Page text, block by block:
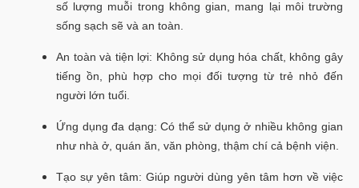
số lượng muỗi trong không gian, mang lại môi trường
sống sạch sẽ và an toàn.
An toàn và tiện lợi: Không sử dụng hóa chất, không gây
tiếng ồn, phù hợp cho mọi đối tượng từ trẻ nhỏ đến
người lớn tuổi.
Ứng dụng đa dạng: Có thể sử dụng ở nhiều không gian
như nhà ở, quán ăn, văn phòng, thậm chí cả bệnh viện.
Tạo sự yên tâm: Giúp người dùng yên tâm hơn về việc